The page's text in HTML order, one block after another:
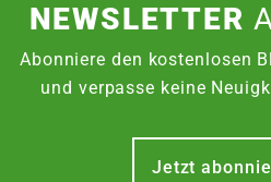
NEWSLETTER
Abonniere den kostenlosen
und verpasse keine
Jetzt